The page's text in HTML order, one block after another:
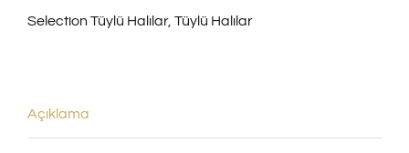
Selection Tüylü Halılar, Tüylü Halılar
Açıklama